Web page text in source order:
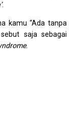
.
kamu “Ada tanpa
saja sebagai
.